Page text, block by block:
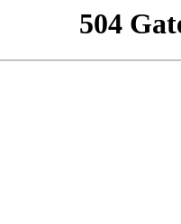
504